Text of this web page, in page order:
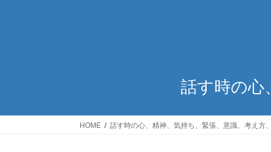
話す時の心
HOME 話す時の心、精神、気持ち、緊張、意識、考え方